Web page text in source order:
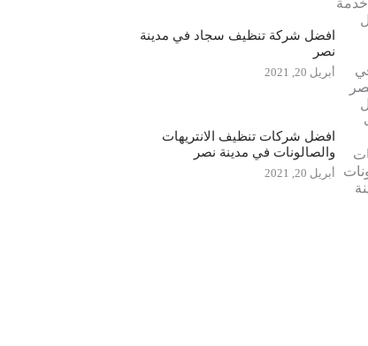
افضل شركة تنظيف سجاد في مدينة
نصر
أبريل 20, 2021
افضل شركات تنظيف الانتريهات
والصالونات في مدينة نصر
أبريل 20, 2021